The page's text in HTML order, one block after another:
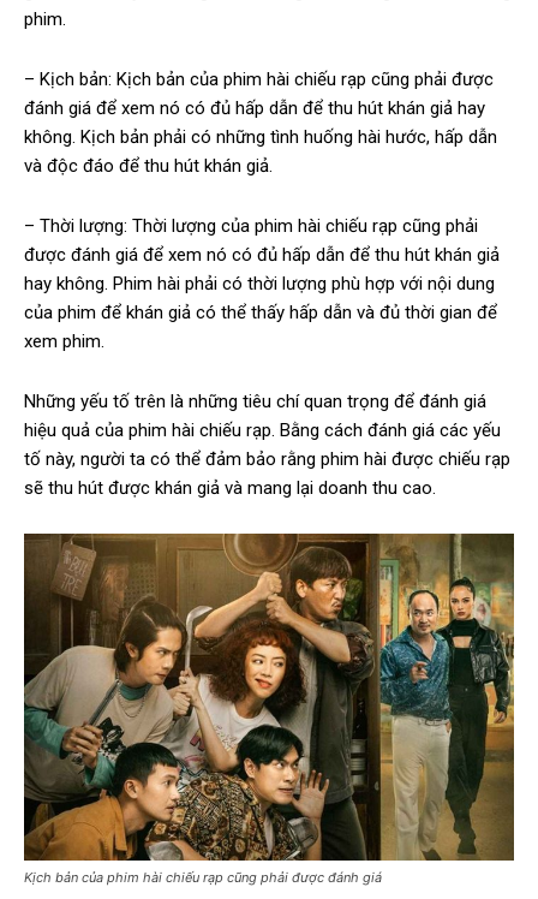
phim.
– Kịch bản: Kịch bản của phim hài chiếu rạp cũng phải được
đánh giá để xem nó có đủ hấp dẫn để thu hút khán giả hay
không. Kịch bản phải có những tình huống hài hước, hấp dẫn
và độc đáo để thu hút khán giả.
– Thời lượng: Thời lượng của phim hài chiếu rạp cũng phải
được đánh giá để xem nó có đủ hấp dẫn để thu hút khán giả
hay không. Phim hài phải có thời lượng phù hợp với nội dung
của phim để khán giả có thể thấy hấp dẫn và đủ thời gian để
xem phim.
Những yếu tố trên là những tiêu chí quan trọng để đánh giá
hiệu quả của phim hài chiếu rạp. Bằng cách đánh giá các yếu
tố này, người ta có thể đảm bảo rằng phim hài được chiếu rạp
sẽ thu hút được khán giả và mang lại doanh thu cao.
Kịch bản của phim hài chiếu rạp cũng phải được đánh giá